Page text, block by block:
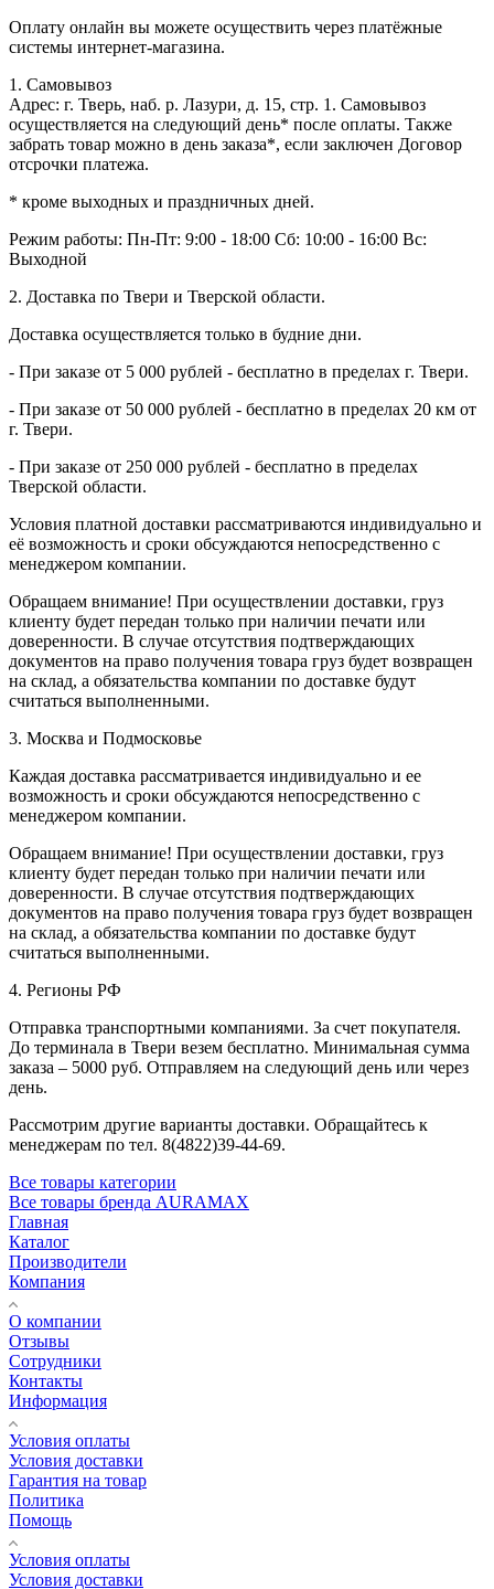
Оплату онлайн вы можете осуществить через платёжные
системы интернет-магазина.
1. Самовывоз
Адрес: г. Тверь, наб. р. Лазури, д. 15, стр. 1. Самовывоз
осуществляется на следующий день* после оплаты. Также
забрать товар можно в день заказа*, если заключен Договор
отсрочки платежа.
* кроме выходных и праздничных дней.
Режим работы: Пн-Пт: 9:00 - 18:00 Сб: 10:00 - 16:00 Вс:
Выходной
2. Доставка по Твери и Тверской области.
Доставка осуществляется только в будние дни.
- При заказе от 5 000 рублей - бесплатно в пределах г. Твери.
- При заказе от 50 000 рублей - бесплатно в пределах 20 км от
г. Твери.
- При заказе от 250 000 рублей - бесплатно в пределах
Тверской области.
Условия платной доставки рассматриваются индивидуально и
её возможность и сроки обсуждаются непосредственно с
менеджером компании.
Обращаем внимание! При осуществлении доставки, груз
клиенту будет передан только при наличии печати или
доверенности. В случае отсутствия подтверждающих
документов на право получения товара груз будет возвращен
на склад, а обязательства компании по доставке будут
считаться выполненными.
3. Москва и Подмосковье
Каждая доставка рассматривается индивидуально и ее
возможность и сроки обсуждаются непосредственно с
менеджером компании.
Обращаем внимание! При осуществлении доставки, груз
клиенту будет передан только при наличии печати или
доверенности. В случае отсутствия подтверждающих
документов на право получения товара груз будет возвращен
на склад, а обязательства компании по доставке будут
считаться выполненными.
4. Регионы РФ
Отправка транспортными компаниями. За счет покупателя.
До терминала в Твери везем бесплатно. Минимальная сумма
заказа – 5000 руб. Отправляем на следующий день или через
день.
Рассмотрим другие варианты доставки. Обращайтесь к
менеджерам по тел. 8(4822)39-44-69.
Все товары категории
Все товары бренда AURAMAX
Главная
Каталог
Производители
Компания
О компании
Отзывы
Сотрудники
Контакты
Информация
Условия оплаты
Условия доставки
Гарантия на товар
Политика
Помощь
Условия оплаты
Условия доставки